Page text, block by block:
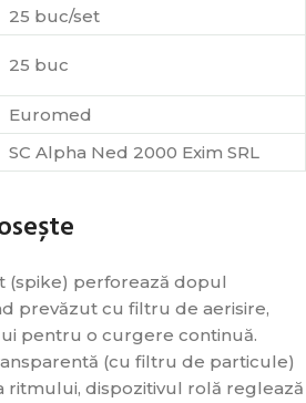
25 buc/set
25 buc
Euromed
SC Alpha Ned 2000 Exim SRL
(spike) perforează dopul
prevăzut cu filtru de aerisire,
pentru o curgere continuă.
(cu filtru de particule)
ritmului, dispozitivul rolă reglează